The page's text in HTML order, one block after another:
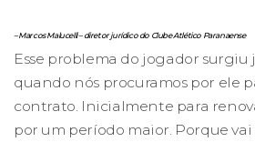
– Marcos Malucelli – diretor jurídico do Clube Atlético Paranaense
Esse problema do jogador
quando nós procuramos por ele
contrato. Inicialmente para
por um período maior. Porque